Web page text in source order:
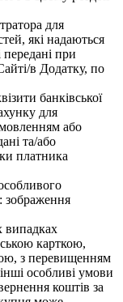
для
які надаються
при
в Додатку, по
банківської
для
або
та/або
платника
зображення
випадках
карткою,
з перевищенням
особливі умови
коштів за